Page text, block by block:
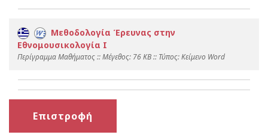
Μεθοδολογία Έρευνας στην
Εθνομουσικολογία Ι
Περίγραμμα Μαθήματος :: Mέγεθος: 76 KB :: Τύπος: Kείμενο Word
Επιστροφή